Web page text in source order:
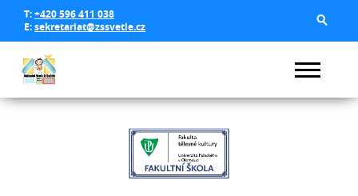
T:+420 596 411 038
E:sekretariat@zssvetle.cz